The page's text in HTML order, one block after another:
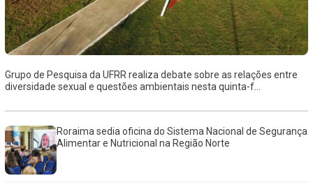
Grupo de Pesquisa da UFRR realiza debate sobre as relações entre
diversidade sexual e questões ambientais nesta quinta-f...
Roraima sedia oficina do Sistema Nacional de Segurança
Alimentar e Nutricional na Região Norte